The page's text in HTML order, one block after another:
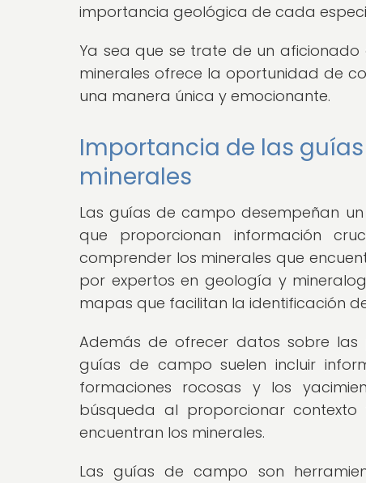
importancia geológica de cada
Ya sea que se trate de un
minerales ofrece la oportunidad de
una manera única y emocionante.
Importancia de las
minerales
Las guías de campo desempeñan
que proporcionan información
comprender los minerales que
por expertos en geología y
mapas que facilitan la identificación
Además de ofrecer datos sobre las
guías de campo suelen incluir
formaciones rocosas y los
búsqueda al proporcionar
encuentran los minerales.
Las guías de campo son